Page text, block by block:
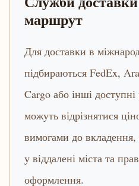
маршрут
Для доставки в
підбираються FedEx,
Cargo або інші
можуть відрізнятися
вимогами до
у віддалені міста та
оформлення.